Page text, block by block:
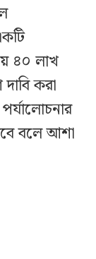
৪০ লাখ
করা
পর্যালোচনার
বলে আশা